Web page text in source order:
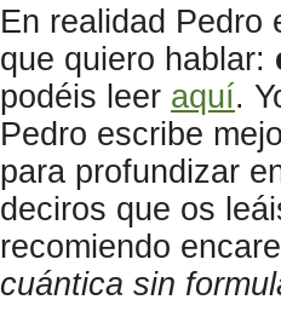
En realidad Pedro
que quiero hablar:
podéis leer aquí.
Pedro escribe
para profundizar
deciros que os
recomiendo
cuántica sin